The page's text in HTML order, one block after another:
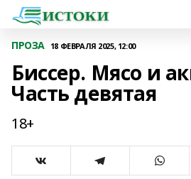
ПРОЗА 18 ФЕВРАЛЯ 2025, 12:00
Биссер. Мясо и
Часть девятая
18+